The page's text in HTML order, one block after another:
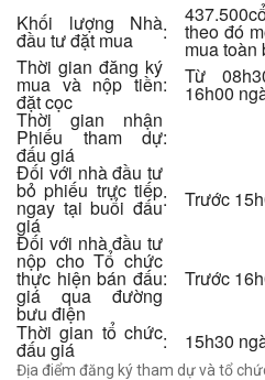
Khối lượng Nhà
đầu tư đặt mua : theo đó
mua toàn
Thời gian đăng ký
mua và nộp tiền
đặt cọc
: Từ
16h00
Thời gian nhận
Phiếu tham dự
đấu giá
:
Đối với nhà đầu tư
bỏ phiếu trực tiếp
ngay tại buổi đấu
giá
:
Trước
Đối với nhà đầu tư
nộp cho Tổ chức
thực hiện bán đấu
giá qua đường
bưu điện
: Trước
Thời gian tổ chức
đấu giá : 15h30
Địa điểm đăng ký tham dự và tổ